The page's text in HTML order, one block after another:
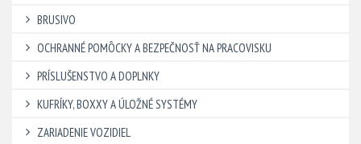
BRUSIVO
OCHRANNÉ POMÔCKY A BEZPEČNOSŤ NA PRACOVISKU
PRÍSLUŠENSTVO A DOPLNKY
KUFRÍKY, BOXXY A ÚLOŽNÉ SYSTÉMY
ZARIADENIE VOZIDIEL